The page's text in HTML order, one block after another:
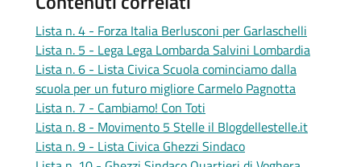
Lista n. 4 - Forza Italia Berlusconi per Garlaschelli
Lista n. 5 - Lega Lega Lombarda Salvini Lombardia
Lista n. 6 - Lista Civica Scuola cominciamo dalla
scuola per un futuro migliore Carmelo Pagnotta
Lista n. 7 - Cambiamo! Con Toti
Lista n. 8 - Movimento 5 Stelle il Blogdellestelle.it
Lista n. 9 - Lista Civica Ghezzi Sindaco